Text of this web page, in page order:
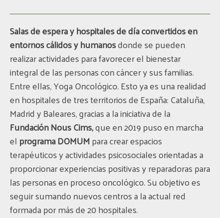
Salas de espera y hospitales de día convertidos en
entornos cálidos y humanosdonde se pueden
realizar actividades para favorecer el bienestar
integral de las personas con cáncer y sus familias.
Entre ellas, Yoga Oncológico. Esto ya es una realidad
en hospitales de tres territorios de España: Cataluña,
Madrid y Baleares, gracias a la iniciativa de la
Fundación Nous Cims,que en 2019 puso en marcha
el programa DOMUMpara crear espacios
terapéuticos y actividades psicosociales orientadas a
proporcionar experiencias positivas y reparadoras para
las personas en proceso oncológico.Suobjetivo es
seguir sumando nuevos centros a la actual red
formada por más de 20 hospitales.